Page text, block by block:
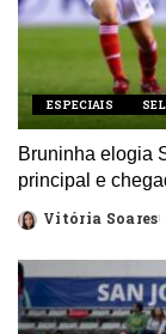
ESPECIAIS
Bruninha elogia
principal e
Posted
Vitória Soares